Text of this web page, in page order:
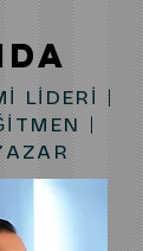
LİDERİ |
|